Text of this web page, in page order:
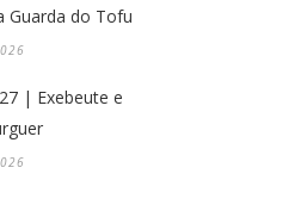
Guarda do Tofu
| Exebeute e